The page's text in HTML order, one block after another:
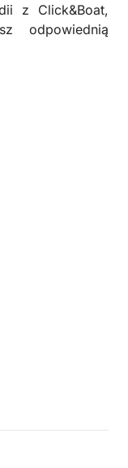
z Click&Boat,
odpowiednią